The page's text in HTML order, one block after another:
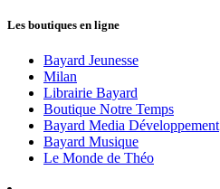
Les boutiques en ligne
Bayard Jeunesse
Milan
Librairie Bayard
Boutique Notre Temps
Bayard Media Développement
Bayard Musique
Le Monde de Théo